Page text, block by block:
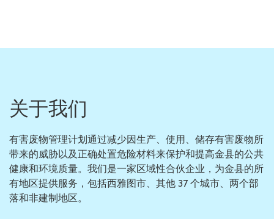
关于我们
有害废物管理计划通过减少因生产、使用、储存有害废物所
带来的威胁以及正确处置危险材料来保护和提高金县的公共
健康和环境质量。我们是一家区域性合伙企业，为金县的所
有地区提供服务，包括西雅图市、其他 37 个城市、两个部
落和非建制地区。